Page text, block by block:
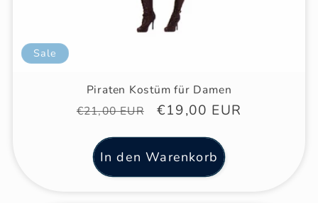
Sale
Piraten Kostüm für Damen
Normaler
€21,00 EUR Verkaufspreis
€19,00 EUR
In den Warenkorb